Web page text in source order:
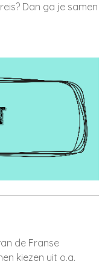
Dan ga je samen
de Franse
kiezen uit o.a.